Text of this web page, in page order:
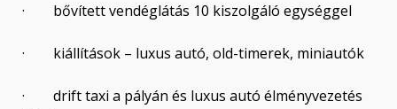
· bővített vendéglátás 10 kiszolgáló egységgel
· kiállítások – luxus autó, old-timerek, miniautók
· drift taxi a pályán és luxus autó élményvezetés